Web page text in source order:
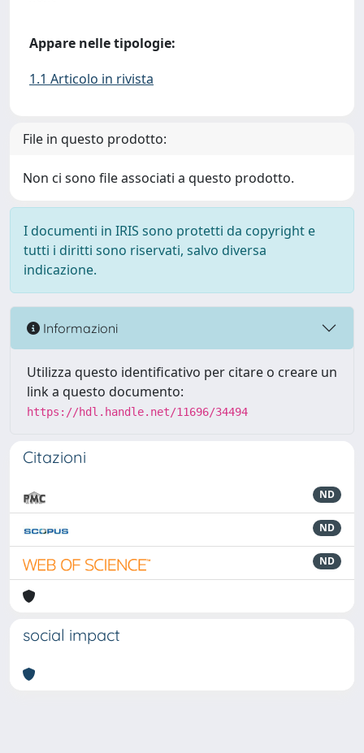
Appare nelle tipologie:
1.1 Articolo in rivista
File in questo prodotto:
Non ci sono file associati a questo prodotto.
I documenti in IRIS sono protetti da copyright e
tutti i diritti sono riservati, salvo diversa
indicazione.
Informazioni
Utilizza questo identificativo per citare o creare un
link a questo documento:
https://hdl.handle.net/11696/34494
Citazioni
ND
ND
ND
social impact